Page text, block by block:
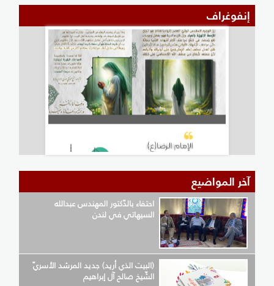
إنفوغراف
آخر المواضيع
احتفاء بالدّكتور المهندس عبدالله
السيهاتي في لندن
(البيت الذي أريد) جديد المرشد الأسريّ
الشّيخ صالح آل إبراهيم